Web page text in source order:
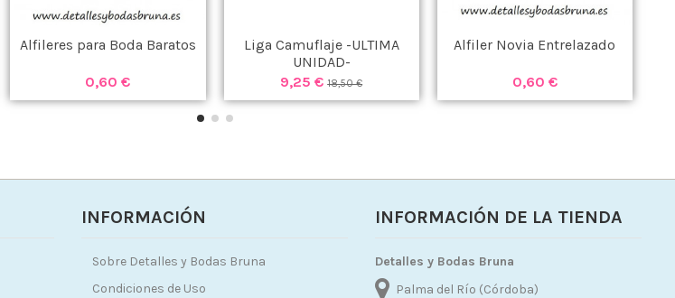
Alfileres para Boda Baratos
0,60 €
Liga Camuflaje -ULTIMA
UNIDAD-
9,25 €18,50 €
Alfiler Novia Entrelazado
0,60 €
INFORMACIÓN
Sobre Detalles y Bodas Bruna
Condiciones de Uso
INFORMACIÓN DE LA TIENDA
Detalles y Bodas Bruna
Palma del Río (Córdoba)